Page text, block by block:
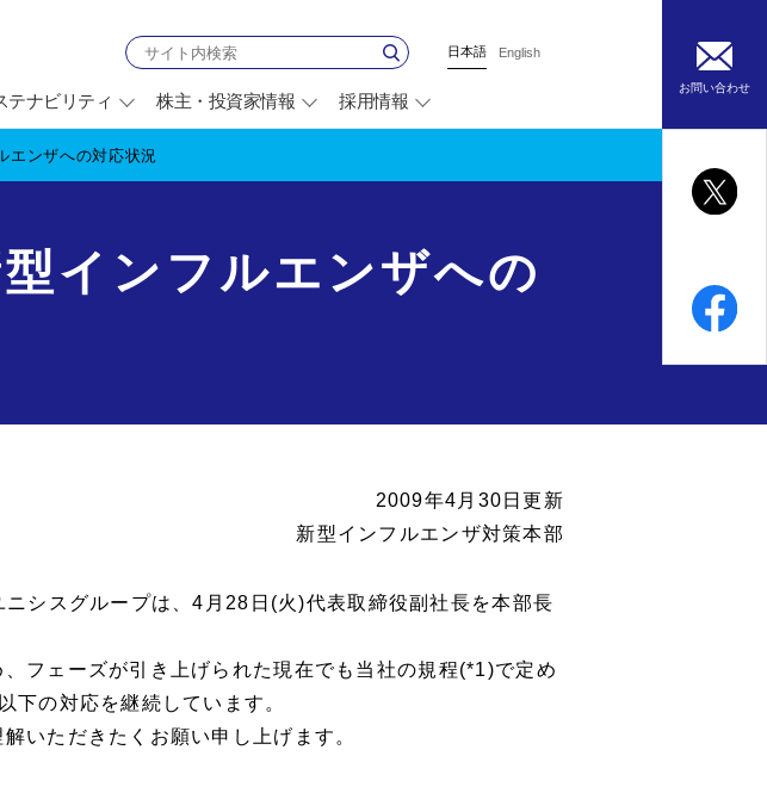
日本語 English
テナビリティ 株主・投資家情報 採用情報
お問い合わせ
エンザへの対応状況
インフルエンザへの
2009年4月30日更新
新型インフルエンザ対策本部
シスグループは、4月28日(火)代表取締役副社長を本部長
フェーズが引き上げられた現在でも当社の規程(*1)で定め
下の対応を継続しています。
いただきたくお願い申し上げます。